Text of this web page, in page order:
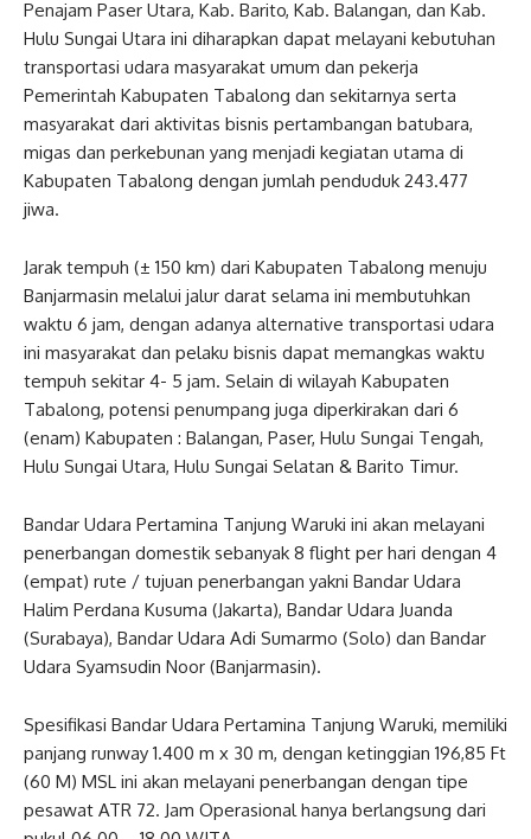
Penajam Paser Utara, Kab. Barito, Kab. Balangan, dan Kab.
Hulu Sungai Utara ini diharapkan dapat melayani kebutuhan
transportasi udara masyarakat umum dan pekerja
Pemerintah Kabupaten Tabalong dan sekitarnya serta
masyarakat dari aktivitas bisnis pertambangan batubara,
migas dan perkebunan yang menjadi kegiatan utama di
Kabupaten Tabalong dengan jumlah penduduk 243.477
jiwa.
Jarak tempuh (± 150 km) dari Kabupaten Tabalong menuju
Banjarmasin melalui jalur darat selama ini membutuhkan
waktu 6 jam, dengan adanya alternative transportasi udara
ini masyarakat dan pelaku bisnis dapat memangkas waktu
tempuh sekitar 4- 5 jam. Selain di wilayah Kabupaten
Tabalong, potensi penumpang juga diperkirakan dari 6
(enam) Kabupaten : Balangan, Paser, Hulu Sungai Tengah,
Hulu Sungai Utara, Hulu Sungai Selatan & Barito Timur.
Bandar Udara Pertamina Tanjung Waruki ini akan melayani
penerbangan domestik sebanyak 8 flight per hari dengan 4
(empat) rute / tujuan penerbangan yakni Bandar Udara
Halim Perdana Kusuma (Jakarta), Bandar Udara Juanda
(Surabaya), Bandar Udara Adi Sumarmo (Solo) dan Bandar
Udara Syamsudin Noor (Banjarmasin).
Spesifikasi Bandar Udara Pertamina Tanjung Waruki, memiliki
panjang runway 1.400 m x 30 m, dengan ketinggian 196,85 Ft
(60 M) MSL ini akan melayani penerbangan dengan tipe
pesawat ATR 72. Jam Operasional hanya berlangsung dari